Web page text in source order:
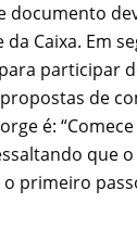
documento
Caixa. Em
participar
de
é:
que
primeiro